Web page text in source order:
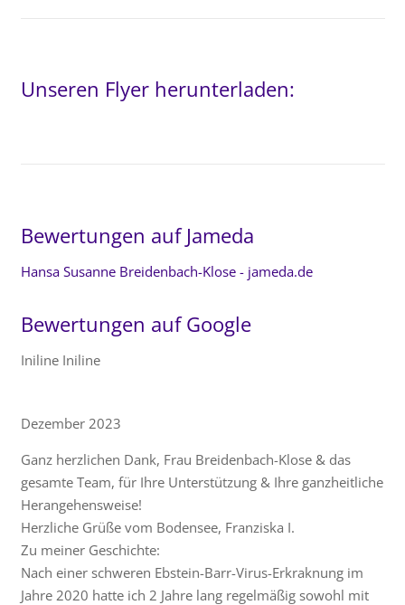
Unseren Flyer herunterladen:
Bewertungen auf Jameda
Hansa Susanne Breidenbach-Klose - jameda.de
Bewertungen auf Google
Iniline Iniline
Dezember 2023
Ganz herzlichen Dank, Frau Breidenbach-Klose & das
gesamte Team, für Ihre Unterstützung & Ihre ganzheitliche
Herangehensweise!
Herzliche Grüße vom Bodensee, Franziska I.
Zu meiner Geschichte:
Nach einer schweren Ebstein-Barr-Virus-Erkraknung im
Jahre 2020 hatte ich 2 Jahre lang regelmäßig sowohl mit